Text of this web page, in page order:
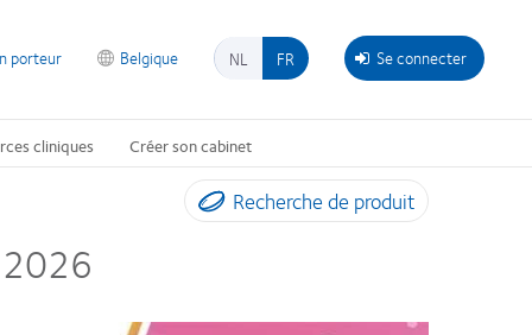
Se connecter
NL FR
Belgique
porteur
cliniques Créer son cabinet
Recherche de produit